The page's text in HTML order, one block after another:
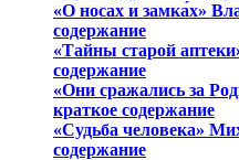
«О носах и замка́х»
содержание
«Тайны старой
содержание
«Они сражались за
краткое содержание
«Судьба человека»
содержание